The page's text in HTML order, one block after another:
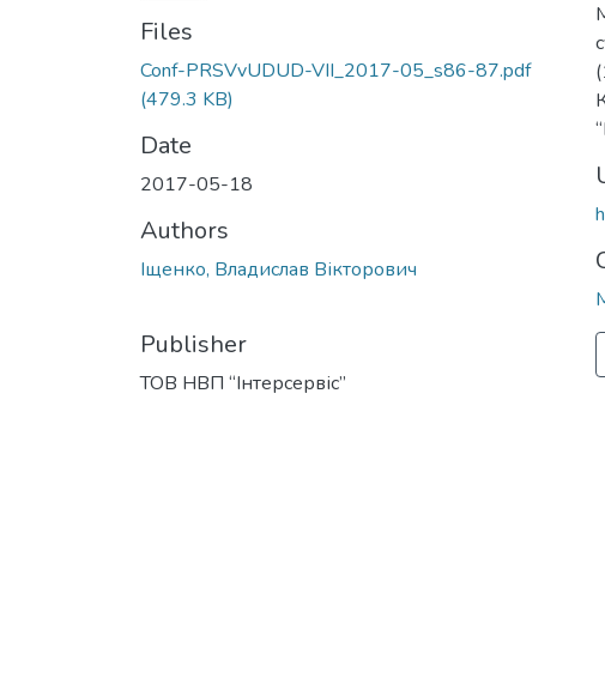
Files
Conf-PRSVvUDUD-VII_2017-05_s86-87.pdf
(479.3 KB)
Date
2017-05-18
Authors
Іщенко, Владислав Вікторович
Publisher
ТОВ НВП “Інтерсервіс”